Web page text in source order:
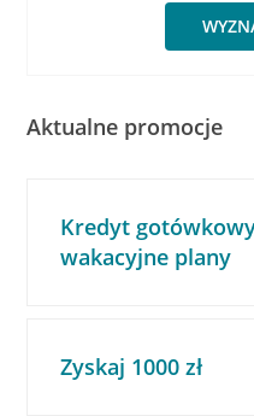
Aktualne promocje
Kredyt
wakacyjne plany
Zyskaj 1000 zł